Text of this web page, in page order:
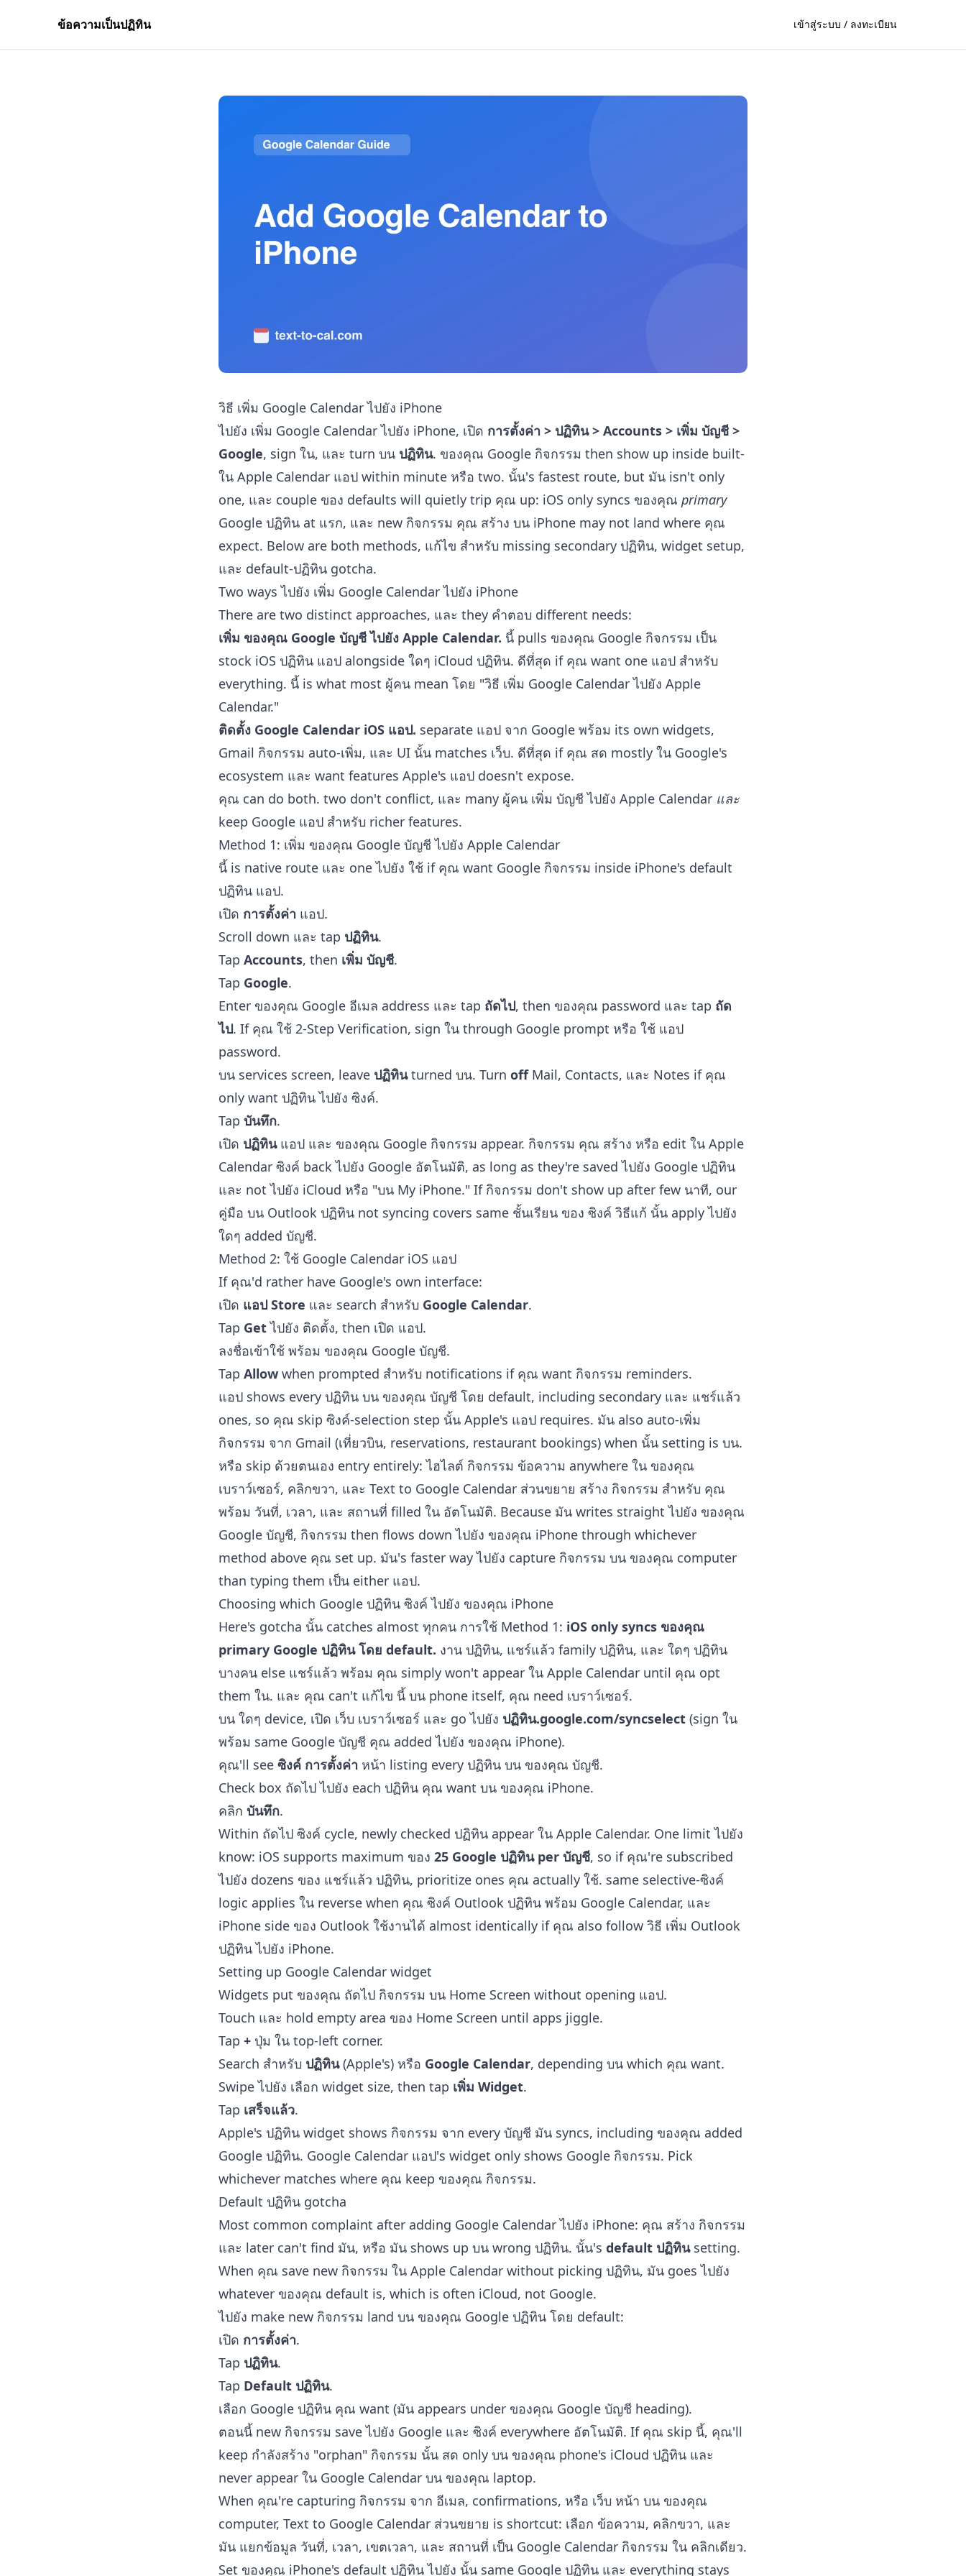
ข้อความเป็นปฏิทิน เข้าสู่ระบบ / ลงทะเบียน
วิธี เพิ่ม Google Calendar ไปยัง iPhone
ไปยัง เพิ่ม Google Calendar ไปยัง iPhone, เปิด การตั้งค่า > ปฏิทิน > Accounts > เพิ่ม บัญชี >
Google, sign ใน, และ turn บน ปฏิทิน. ของคุณ Google กิจกรรม then show up inside built-
ใน Apple Calendar แอป within minute หรือ two. นั้น's fastest route, but มัน isn't only
one, และ couple ของ defaults will quietly trip คุณ up: iOS only syncs ของคุณ primary
Google ปฏิทิน at แรก, และ new กิจกรรม คุณ สร้าง บน iPhone may not land where คุณ
expect. Below are both methods, แก้ไข สำหรับ missing secondary ปฏิทิน, widget setup,
และ default-ปฏิทิน gotcha.
Two ways ไปยัง เพิ่ม Google Calendar ไปยัง iPhone
There are two distinct approaches, และ they คำตอบ different needs:
เพิ่ม ของคุณ Google บัญชี ไปยัง Apple Calendar. นี้ pulls ของคุณ Google กิจกรรม เป็น
stock iOS ปฏิทิน แอป alongside ใดๆ iCloud ปฏิทิน. ดีที่สุด if คุณ want one แอป สำหรับ
everything. นี้ is what most ผู้คน mean โดย "วิธี เพิ่ม Google Calendar ไปยัง Apple
Calendar."
ติดตั้ง Google Calendar iOS แอป. separate แอป จาก Google พร้อม its own widgets,
Gmail กิจกรรม auto-เพิ่ม, และ UI นั้น matches เว็บ. ดีที่สุด if คุณ สด mostly ใน Google's
ecosystem และ want features Apple's แอป doesn't expose.
คุณ can do both. two don't conflict, และ many ผู้คน เพิ่ม บัญชี ไปยัง Apple Calendar และ
keep Google แอป สำหรับ richer features.
Method 1: เพิ่ม ของคุณ Google บัญชี ไปยัง Apple Calendar
นี้ is native route และ one ไปยัง ใช้ if คุณ want Google กิจกรรม inside iPhone's default
ปฏิทิน แอป.
เปิด การตั้งค่า แอป.
Scroll down และ tap ปฏิทิน.
Tap Accounts, then เพิ่ม บัญชี.
Tap Google.
Enter ของคุณ Google อีเมล address และ tap ถัดไป, then ของคุณ password และ tap ถัด
ไป. If คุณ ใช้ 2-Step Verification, sign ใน through Google prompt หรือ ใช้ แอป
password.
บน services screen, leave ปฏิทินturned บน. Turn offMail, Contacts, และ Notes if คุณ
only want ปฏิทิน ไปยัง ซิงค์.
Tap บันทึก.
เปิด ปฏิทินแอป และ ของคุณ Google กิจกรรม appear. กิจกรรม คุณ สร้าง หรือ edit ใน Apple
Calendar ซิงค์ back ไปยัง Google อัตโนมัติ, as long as they're saved ไปยัง Google ปฏิทิน
และ not ไปยัง iCloud หรือ "บน My iPhone." If กิจกรรม don't show up after few นาที, our
คู่มือ บน Outlook ปฏิทิน not syncing covers same ชั้นเรียน ของ ซิงค์ วิธีแก้ นั้น apply ไปยัง
ใดๆ added บัญชี.
Method 2: ใช้ Google Calendar iOS แอป
If คุณ'd rather have Google's own interface:
เปิด แอป Store และ search สำหรับ Google Calendar.
Tap Getไปยัง ติดตั้ง, then เปิด แอป.
ลงชื่อเข้าใช้ พร้อม ของคุณ Google บัญชี.
Tap Allow when prompted สำหรับ notifications if คุณ want กิจกรรม reminders.
แอป shows every ปฏิทิน บน ของคุณ บัญชี โดย default, including secondary และ แชร์แล้ว
ones, so คุณ skip ซิงค์-selection step นั้น Apple's แอป requires. มัน also auto-เพิ่ม
กิจกรรม จาก Gmail (เที่ยวบิน, reservations, restaurant bookings) when นั้น setting is บน.
หรือ skip ด้วยตนเอง entry entirely: ไฮไลต์ กิจกรรม ข้อความ anywhere ใน ของคุณ
เบราว์เซอร์, คลิกขวา, และ Text to Google Calendar ส่วนขยาย สร้าง กิจกรรม สำหรับ คุณ
พร้อม วันที่, เวลา, และ สถานที่ filled ใน อัตโนมัติ. Because มัน writes straight ไปยัง ของคุณ
Google บัญชี, กิจกรรม then flows down ไปยัง ของคุณ iPhone through whichever
method above คุณ set up. มัน's faster way ไปยัง capture กิจกรรม บน ของคุณ computer
than typing them เป็น either แอป.
Choosing which Google ปฏิทิน ซิงค์ ไปยัง ของคุณ iPhone
Here's gotcha นั้น catches almost ทุกคน การใช้ Method 1: iOS only syncs ของคุณ
primary Google ปฏิทิน โดย default. งาน ปฏิทิน, แชร์แล้ว family ปฏิทิน, และ ใดๆ ปฏิทิน
บางคน else แชร์แล้ว พร้อม คุณ simply won't appear ใน Apple Calendar until คุณ opt
them ใน. และ คุณ can't แก้ไข นี้ บน phone itself, คุณ need เบราว์เซอร์.
บน ใดๆ device, เปิด เว็บ เบราว์เซอร์ และ go ไปยัง ปฏิทิน.google.com/syncselect (sign ใน
พร้อม same Google บัญชี คุณ added ไปยัง ของคุณ iPhone).
คุณ'll see ซิงค์ การตั้งค่า หน้า listing every ปฏิทิน บน ของคุณ บัญชี.
Check box ถัดไป ไปยัง each ปฏิทิน คุณ want บน ของคุณ iPhone.
คลิก บันทึก.
Within ถัดไป ซิงค์ cycle, newly checked ปฏิทิน appear ใน Apple Calendar. One limit ไปยัง
know: iOS supports maximum ของ 25 Google ปฏิทิน per บัญชี, so if คุณ're subscribed
ไปยัง dozens ของ แชร์แล้ว ปฏิทิน, prioritize ones คุณ actually ใช้. same selective-ซิงค์
logic applies ใน reverse when คุณ ซิงค์ Outlook ปฏิทิน พร้อม Google Calendar, และ
iPhone side ของ Outlook ใช้งานได้ almost identically if คุณ also follow วิธี เพิ่ม Outlook
ปฏิทิน ไปยัง iPhone.
Setting up Google Calendar widget
Widgets put ของคุณ ถัดไป กิจกรรม บน Home Screen without opening แอป.
Touch และ hold empty area ของ Home Screen until apps jiggle.
Tap + ปุ่ม ใน top-left corner.
Search สำหรับ ปฏิทิน(Apple's) หรือ Google Calendar, depending บน which คุณ want.
Swipe ไปยัง เลือก widget size, then tap เพิ่ม Widget.
Tap เสร็จแล้ว.
Apple's ปฏิทิน widget shows กิจกรรม จาก every บัญชี มัน syncs, including ของคุณ added
Google ปฏิทิน. Google Calendar แอป's widget only shows Google กิจกรรม. Pick
whichever matches where คุณ keep ของคุณ กิจกรรม.
Default ปฏิทิน gotcha
Most common complaint after adding Google Calendar ไปยัง iPhone: คุณ สร้าง กิจกรรม
และ later can't find มัน, หรือ มัน shows up บน wrong ปฏิทิน. นั้น's default ปฏิทินsetting.
When คุณ save new กิจกรรม ใน Apple Calendar without picking ปฏิทิน, มัน goes ไปยัง
whatever ของคุณ default is, which is often iCloud, not Google.
ไปยัง make new กิจกรรม land บน ของคุณ Google ปฏิทิน โดย default:
เปิด การตั้งค่า.
Tap ปฏิทิน.
Tap Default ปฏิทิน.
เลือก Google ปฏิทิน คุณ want (มัน appears under ของคุณ Google บัญชี heading).
ตอนนี้ new กิจกรรม save ไปยัง Google และ ซิงค์ everywhere อัตโนมัติ. If คุณ skip นี้, คุณ'll
keep กำลังสร้าง "orphan" กิจกรรม นั้น สด only บน ของคุณ phone's iCloud ปฏิทิน และ
never appear ใน Google Calendar บน ของคุณ laptop.
When คุณ're capturing กิจกรรม จาก อีเมล, confirmations, หรือ เว็บ หน้า บน ของคุณ
computer, Text to Google Calendar ส่วนขยาย is shortcut: เลือก ข้อความ, คลิกขวา, และ
มัน แยกข้อมูล วันที่, เวลา, เขตเวลา, และ สถานที่ เป็น Google Calendar กิจกรรม ใน คลิกเดียว.
Set ของคุณ iPhone's default ปฏิทิน ไปยัง นั้น same Google ปฏิทิน และ everything stays